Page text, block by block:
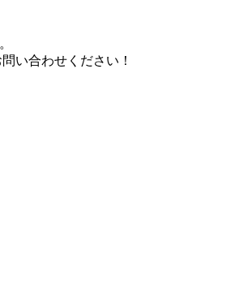
い合わせください！